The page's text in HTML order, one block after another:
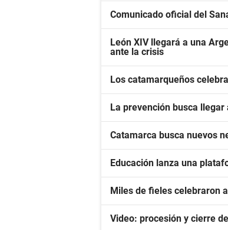
Comunicado oficial del
León XIV llegará a una
ante la crisis
Los catamarqueños
La prevención busca
Catamarca busca nuevos
Educación lanza una
Miles de fieles celebraron
Video: procesión y cierre